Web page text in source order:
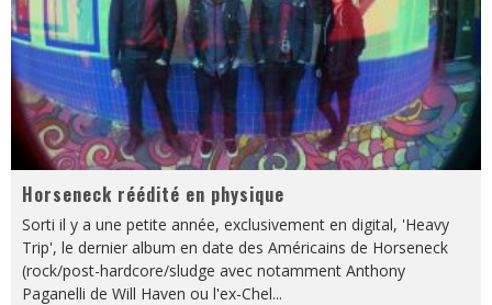
Horseneck réédité en physique
Sorti il y a une petite année, exclusivement en digital, 'Heavy
Trip', le dernier album en date des Américains de Horseneck
(rock/post-hardcore/sludge avec notamment Anthony
Paganelli de Will Haven ou l'ex-Chel...